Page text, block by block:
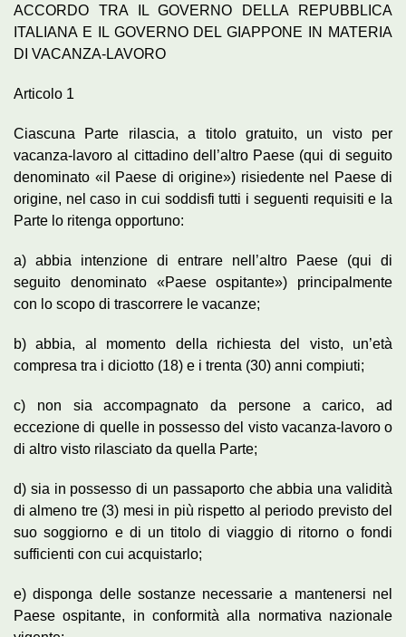
ACCORDO TRA IL GOVERNO DELLA REPUBBLICA
ITALIANA E IL GOVERNO DEL GIAPPONE IN MATERIA
DI VACANZA-LAVORO
Articolo 1
Ciascuna Parte rilascia, a titolo gratuito, un visto per
vacanza-lavoro al cittadino dell’altro Paese (qui di seguito
denominato «il Paese di origine») risiedente nel Paese di
origine, nel caso in cui soddisfi tutti i seguenti requisiti e la
Parte lo ritenga opportuno:
a) abbia intenzione di entrare nell’altro Paese (qui di
seguito denominato «Paese ospitante») principalmente
con lo scopo di trascorrere le vacanze;
b) abbia, al momento della richiesta del visto, un’età
compresa tra i diciotto (18) e i trenta (30) anni compiuti;
c) non sia accompagnato da persone a carico, ad
eccezione di quelle in possesso del visto vacanza-lavoro o
di altro visto rilasciato da quella Parte;
d) sia in possesso di un passaporto che abbia una validità
di almeno tre (3) mesi in più rispetto al periodo previsto del
suo soggiorno e di un titolo di viaggio di ritorno o fondi
sufficienti con cui acquistarlo;
e) disponga delle sostanze necessarie a mantenersi nel
Paese ospitante, in conformità alla normativa nazionale